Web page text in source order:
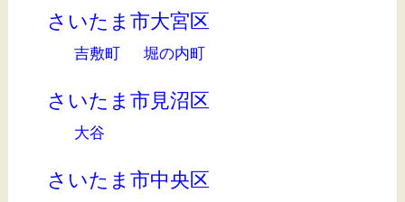
さいたま市大宮区
吉敷町 堀の内町
さいたま市見沼区
大谷
さいたま市中央区